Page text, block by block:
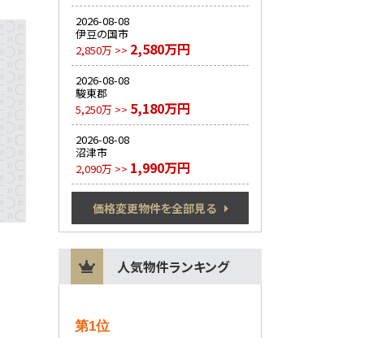
2026-08-08
伊豆の国市
2,850万 >> 2,580万円
2026-08-08
駿東郡
5,250万 >> 5,180万円
2026-08-08
沼津市
2,090万 >> 1,990万円
価格変更物件を全部見る
人気物件ランキング
第1位